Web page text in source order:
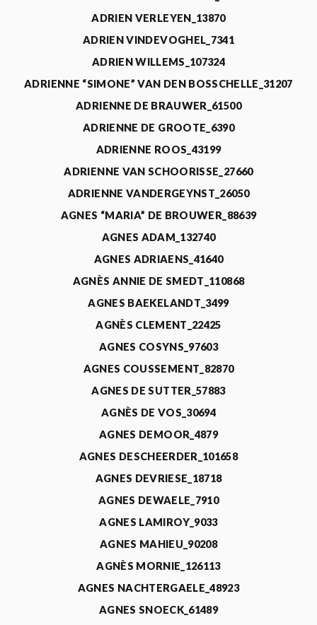
ADRIEN VERLEYEN_13870
ADRIEN VINDEVOGHEL_7341
ADRIEN WILLEMS_107324
ADRIENNE “SIMONE” VAN DEN BOSSCHELLE_31207
ADRIENNE DE BRAUWER_61500
ADRIENNE DE GROOTE_6390
ADRIENNE ROOS_43199
ADRIENNE VAN SCHOORISSE_27660
ADRIENNE VANDERGEYNST_26050
AGNES “MARIA” DE BROUWER_88639
AGNES ADAM_132740
AGNES ADRIAENS_41640
AGNÈS ANNIE DE SMEDT_110868
AGNES BAEKELANDT_3499
AGNÈS CLEMENT_22425
AGNES COSYNS_97603
AGNES COUSSEMENT_82870
AGNES DE SUTTER_57883
AGNÈS DE VOS_30694
AGNES DEMOOR_4879
AGNES DESCHEERDER_101658
AGNES DEVRIESE_18718
AGNES DEWAELE_7910
AGNES LAMIROY_9033
AGNES MAHIEU_90208
AGNÈS MORNIE_126113
AGNES NACHTERGAELE_48923
AGNES SNOECK_61489